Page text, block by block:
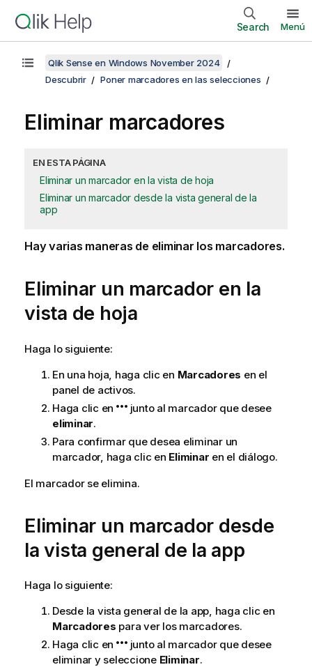
Search Menú
Qlik Sense en Windows November 2024
Descubrir
Poner marcadores en las selecciones
Eliminar marcadores
EN ESTA PÁGINA
Eliminar un marcador en la vista de hoja
Eliminar un marcador desde la vista general de la
app
Hay varias maneras de eliminar los marcadores.
Eliminar un marcador en la
vista de hoja
Haga lo siguiente:
En una hoja, haga clic en Marcadores en el
panel de activos.
Haga clic en
junto al marcador que desee
eliminar.
Para confirmar que desea eliminar un
marcador, haga clic en Eliminar en el diálogo.
El marcador se elimina.
Eliminar un marcador desde
la vista general de la app
Haga lo siguiente:
Desde la vista general de la app, haga clic en
Marcadores para ver los marcadores.
Haga clic en
junto al marcador que desee
eliminar y seleccione Eliminar.